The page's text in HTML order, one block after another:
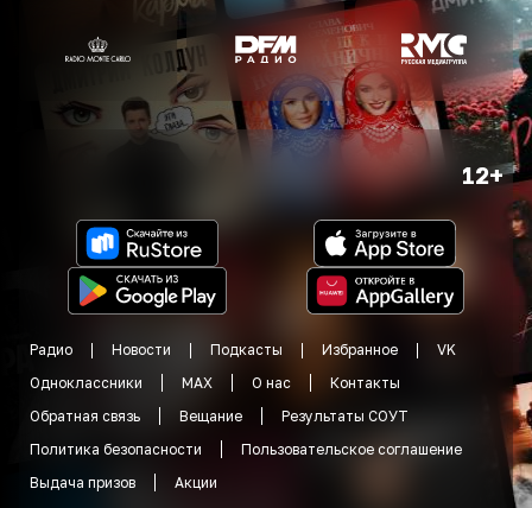
12+
Радио Новости Подкасты Избранное
VK
Одноклассники
MAX О нас
Контакты
Обратная связь
Вещание
Результаты СОУТ
Политика безопасности
Пользовательское соглашение
Выдача призов
Акции